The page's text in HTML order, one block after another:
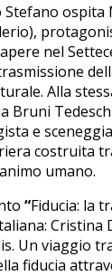
ospita
nel
Alla
Bruni
e
costruita
umano.
“Fiducia: la
Cristina
Un viaggio
fiducia